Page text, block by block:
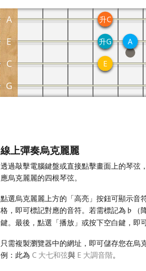
A
E
C
G
升C
升G
E
A
線上彈奏烏克麗麗
透過敲擊電腦鍵盤或直接點擊畫面上的琴弦
應烏克麗麗的四根琴弦。
點選烏克麗麗上方的「高亮」按鈕可顯示音
格，即可標記對應的音符。若需標記為 ♭
鍵。最後，點選「播放」或按下空白鍵，即
只需複製瀏覽器中的網址，即可儲存您在烏
例：此為 C 大七和弦與 E 大調音階。